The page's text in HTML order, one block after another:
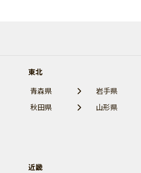
東北
青森県
岩手県
秋田県
山形県
近畿